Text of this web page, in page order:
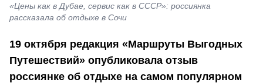
«Цены как в Дубае, сервис как в СССР»: россиянка
рассказала об отдыхе в Сочи
19 октября редакция «Маршруты Выгодных
Путешествий» опубликовала отзыв
россиянке об отдыхе на самом популярном